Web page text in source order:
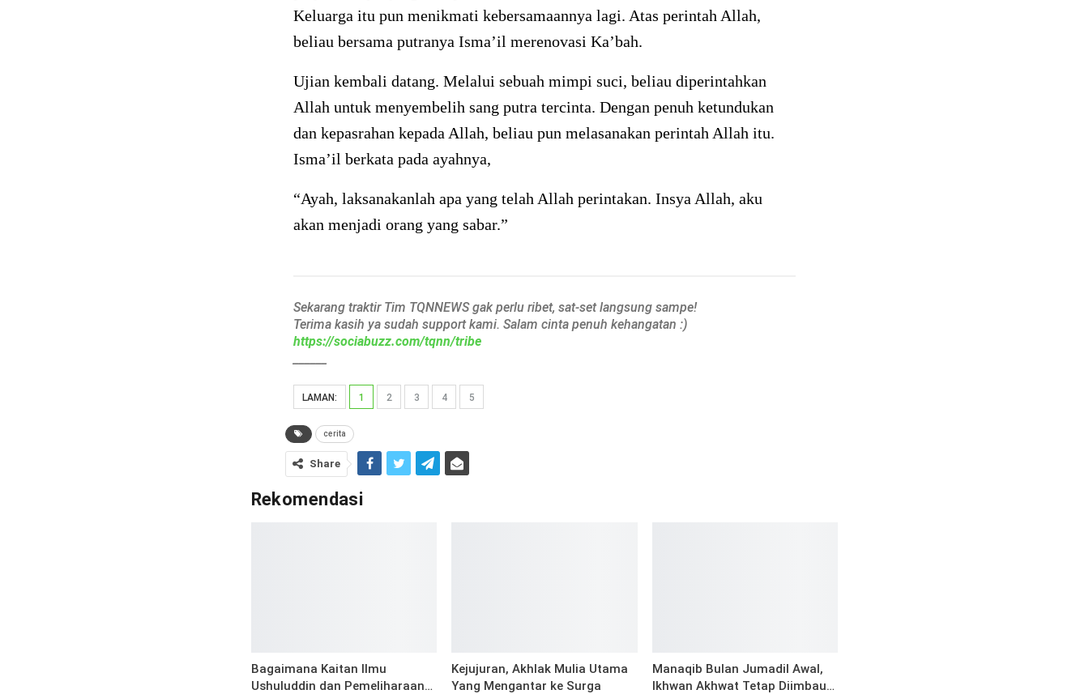
Keluarga itu pun menikmati kebersamaannya lagi. Atas perintah Allah,
beliau bersama putranya Isma’il merenovasi Ka’bah.
Ujian kembali datang. Melalui sebuah mimpi suci, beliau diperintahkan
Allah untuk menyembelih sang putra tercinta. Dengan penuh ketundukan
dan kepasrahan kepada Allah, beliau pun melasanakan perintah Allah itu.
Isma’il berkata pada ayahnya,
“Ayah, laksanakanlah apa yang telah Allah perintakan. Insya Allah, aku
akan menjadi orang yang sabar.”
Sekarang traktir Tim TQNNEWS gak perlu ribet, sat-set langsung sampe!
Terima kasih ya sudah support kami. Salam cinta penuh kehangatan :)
https://sociabuzz.com/tqnn/tribe
LAMAN: 1 2 3 4 5
cerita
Share
Rekomendasi
Bagaimana Kaitan Ilmu
Ushuluddin dan Pemeliharaan…
Kejujuran, Akhlak Mulia Utama
Yang Mengantar ke Surga
Manaqib Bulan Jumadil Awal,
Ikhwan Akhwat Tetap Diimbau…